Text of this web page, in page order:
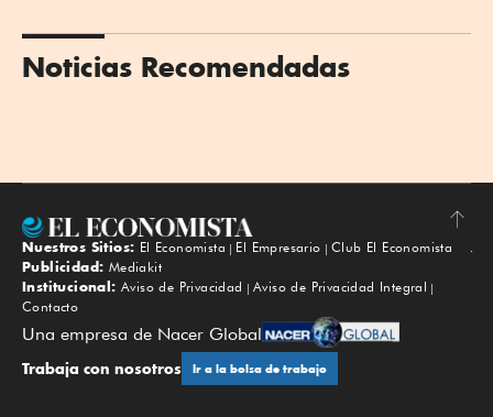
Noticias Recomendadas
Subir
Nuestros Sitios: El Economista El Empresario
Club El Economista
Publicidad: Mediakit
Institucional: Aviso de Privacidad
Aviso de Privacidad Integral
Contacto
Una empresa de Nacer Global
Trabaja con nosotros Ir a la bolsa de trabajo